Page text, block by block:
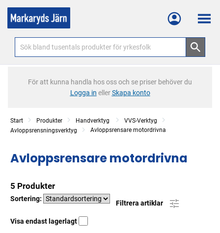
Meny
För att kunna handla hos oss och se priser behöver du
Logga in ellerSkapa konto
Start Produkter Handverktyg
VVS-Verktyg
Avloppsrensningsverktyg
Avloppsrensare motordrivna
Avloppsrensare motordrivna
5 Produkter
Sortering:
Filtrera artiklar
Visa endast lagerlagt